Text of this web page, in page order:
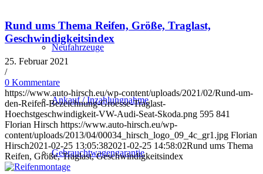
Neufahrzeuge
Ankauf / Inzahlungnahme
Gebrauchtwagengarantie
Rund ums Thema Reifen, Größe, Traglast,
Geschwindigkeitsindex
25. Februar 2021
/
0 Kommentare
https://www.auto-hirsch.eu/wp-content/uploads/2021/02/Rund-um-
den-Reifen-Bezeichnung-Groesse-Traglast-
Hoechstgeschwindigkeit-VW-Audi-Seat-Skoda.png 595 841
Florian Hirsch https://www.auto-hirsch.eu/wp-
content/uploads/2013/04/00034_hirsch_logo_09_4c_gr1.jpg Florian
Hirsch2021-02-25 13:05:382021-02-25 14:58:02Rund ums Thema
Reifen, Größe, Traglast, Geschwindigkeitsindex